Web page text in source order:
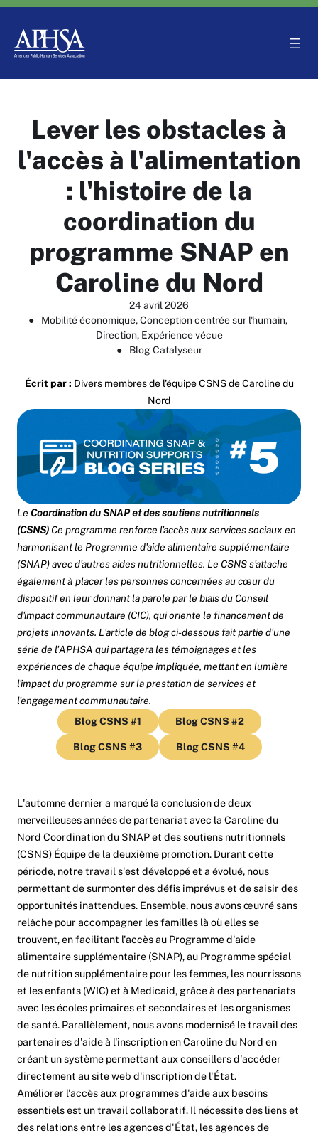
Aller
contenu
Lever les obstacles à
l'accès à l'alimentation
: l'histoire de la
coordination du
programme SNAP en
Caroline du Nord
24 avril 2026
●
Mobilité économique, Conception centrée sur l'humain
Direction, Expérience vécue
●
Blog Catalyseur
Écrit par : Divers membres de l'équipe CSNS de Caroline du
Nord
Le Coordination du SNAP et des soutiens nutritionnels
(CSNS) Ce programme renforce l'accès aux services sociaux en
harmonisant le Programme d'aide alimentaire supplémentaire
(SNAP) avec d'autres aides nutritionnelles. Le CSNS s'attache
également à placer les personnes concernées au cœur du
dispositif en leur donnant la parole par le biais du Conseil
d'impact communautaire (CIC), qui oriente le financement de
projets innovants. L'article de blog ci-dessous fait partie d'une
série de l'APHSA qui partagera les témoignages et les
expériences de chaque équipe impliquée, mettant en lumière
l'impact du programme sur la prestation de services et
l'engagement communautaire.
Blog CSNS #1
Blog CSNS #2
Blog CSNS #3 Blog CSNS #4
L'automne dernier a marqué la conclusion de deux
merveilleuses années de partenariat avec la Caroline du
Nord Coordination du SNAP et des soutiens nutritionnels
(CSNS) Équipe de la deuxième promotion. Durant cette
période, notre travail s'est développé et a évolué, nous
permettant de surmonter des défis imprévus et de saisir des
opportunités inattendues. Ensemble, nous avons œuvré sans
relâche pour accompagner les familles là où elles se
trouvent, en facilitant l'accès au Programme d'aide
alimentaire supplémentaire (SNAP), au Programme spécial
de nutrition supplémentaire pour les femmes, les nourrissons
et les enfants (WIC) et à Medicaid, grâce à des partenariats
avec les écoles primaires et secondaires et les organismes
de santé. Parallèlement, nous avons modernisé le travail des
partenaires d'aide à l'inscription en Caroline du Nord en
créant un système permettant aux conseillers d'accéder
directement au site web d'inscription de l'État.
Améliorer l'accès aux programmes d'aide aux besoins
essentiels est un travail collaboratif. Il nécessite des liens et
des relations entre les agences d'État, les agences de